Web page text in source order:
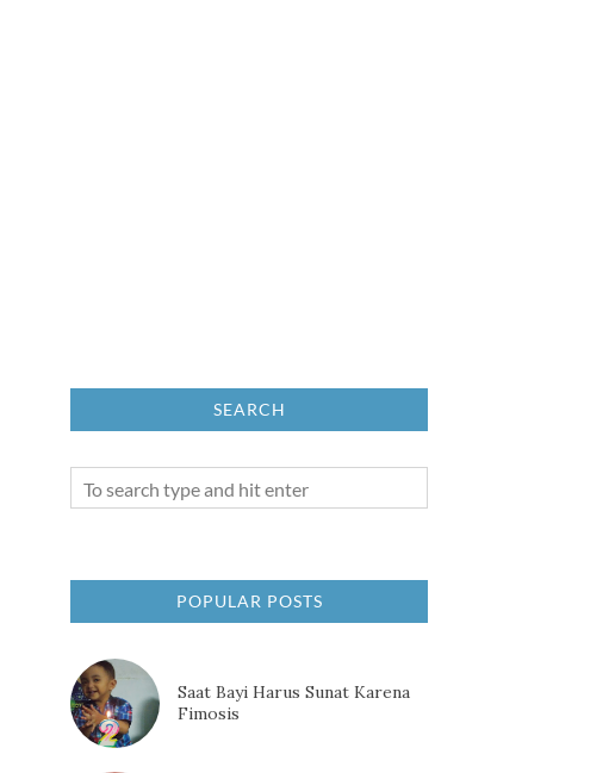
SEARCH
POPULAR POSTS
Saat Bayi Harus Sunat Karena
Fimosis